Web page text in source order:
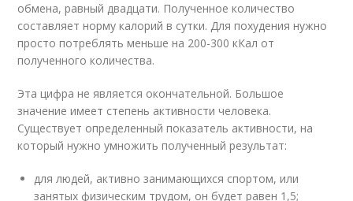
обмена, равный двадцати. Полученное количество
составляет норму калорий в сутки. Для похудения нужно
просто потреблять меньше на 200-300 кКал от
полученного количества.
Эта цифра не является окончательной. Большое
значение имеет степень активности человека.
Существует определенный показатель активности, на
который нужно умножить полученный результат:
для людей, активно занимающихся спортом, или
занятых физическим трудом, он будет равен 1,5;